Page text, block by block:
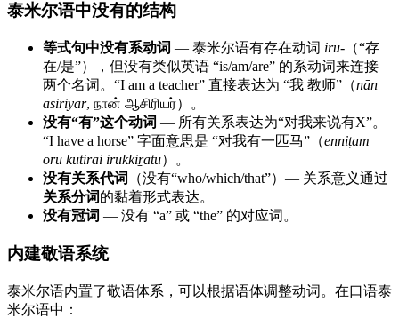
泰米尔语中没有的结构
等式句中没有系动词 — 泰米尔语有存在动词 iru- （“存
在/是”），但没有类似英语 “is/am/are” 的系动词来连接
两个名词。“I am a teacher” 直接表达为 “我 教师”（nāṉ
āsiriyar, நான் ஆசிரியர்）。
没有“有”这个动词 — 所有关系表达为“对我来说有X”。
“I have a horse” 字面意思是 “对我有一匹马”（eṉṉiṭam
oru kutirai irukkiṟatu）。
没有关系代词
（没有“who/which/that”）— 关系意义通过
关系分词的黏着形式表达。
没有冠词 — 没有 “a” 或 “the” 的对应词。
内建敬语系统
泰米尔语内置了敬语体系，可以根据语体调整动词。在口语泰
米尔语中：